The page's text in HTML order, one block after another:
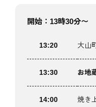
開始：13時30分〜
13:20 大山
13:30 お地
14:00
焼き